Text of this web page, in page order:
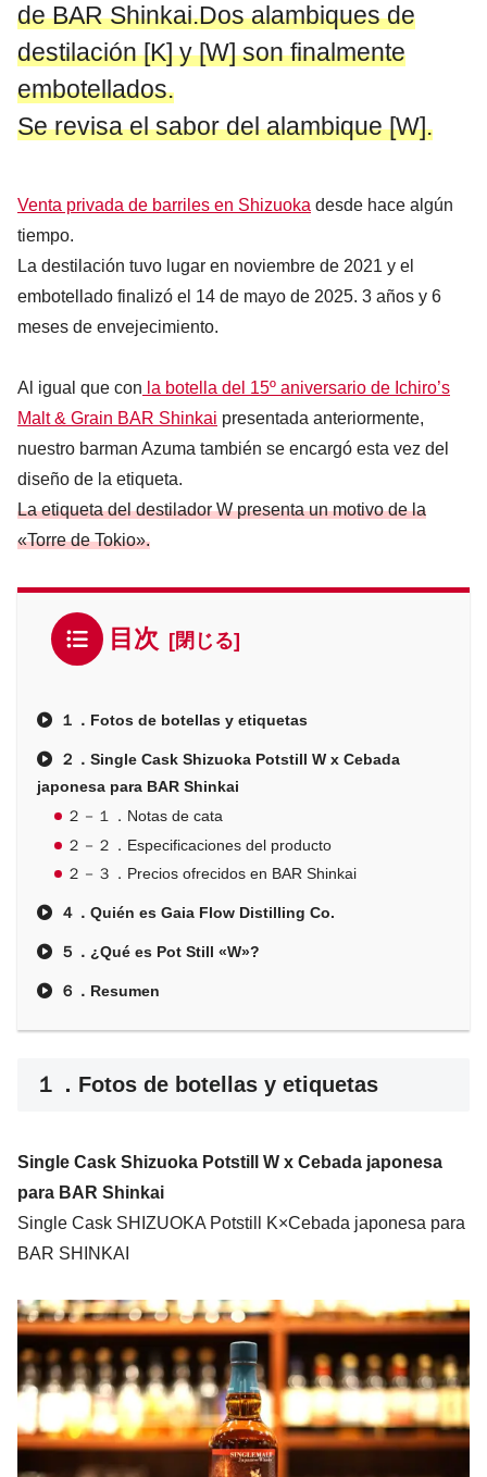
de BAR Shinkai.Dos alambiques de
destilación [K] y [W] son finalmente
embotellados.
Se revisa el sabor del alambique [W].
Venta privada de barriles en Shizuoka desde hace algún
tiempo.
La destilación tuvo lugar en noviembre de 2021 y el
embotellado finalizó el 14 de mayo de 2025. 3 años y 6
meses de envejecimiento.
Al igual que con la botella del 15º aniversario de Ichiro’s
Malt & Grain BAR Shinkai presentada anteriormente,
nuestro barman Azuma también se encargó esta vez del
diseño de la etiqueta.
La etiqueta del destilador W presenta un motivo de la
«Torre de Tokio».
目次
１．Fotos de botellas y etiquetas
２．Single Cask Shizuoka Potstill W x Cebada
japonesa para BAR Shinkai
２－１．Notas de cata
２－２．Especificaciones del producto
２－３．Precios ofrecidos en BAR Shinkai
４．Quién es Gaia Flow Distilling Co.
５．¿Qué es Pot Still «W»?
６．Resumen
１．Fotos de botellas y etiquetas
Single Cask Shizuoka Potstill W x Cebada japonesa
para BAR Shinkai
Single Cask SHIZUOKA Potstill K×Cebada japonesa para
BAR SHINKAI